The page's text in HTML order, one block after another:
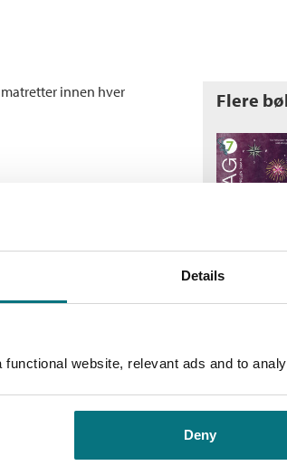
Details
website, relevant ads and to
Deny
innen hver
Flere